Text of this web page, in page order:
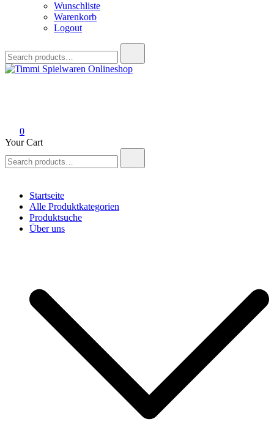
Wunschliste
Warenkorb
Logout
for:
0
Your Cart
for:
Startseite
Alle Produktkategorien
Produktsuche
Über uns